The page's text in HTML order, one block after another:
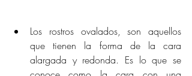
Los rostros ovalados, son aquellos
que tienen la forma de la cara
alargada y redonda. Es lo que se